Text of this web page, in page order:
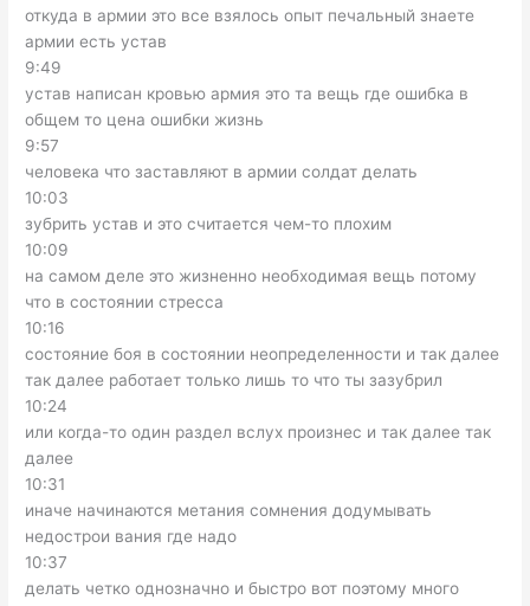
откуда в армии это все взялось опыт печальный знаете
армии есть устав
9:49
устав написан кровью армия это та вещь где ошибка в
общем то цена ошибки жизнь
9:57
человека что заставляют в армии солдат делать
10:03
зубрить устав и это считается чем-то плохим
10:09
на самом деле это жизненно необходимая вещь потому
что в состоянии стресса
10:16
состояние боя в состоянии неопределенности и так далее
так далее работает только лишь то что ты зазубрил
10:24
или когда-то один раздел вслух произнес и так далее так
далее
10:31
иначе начинаются метания сомнения додумывать
недострои вания где надо
10:37
делать четко однозначно и быстро вот поэтому много